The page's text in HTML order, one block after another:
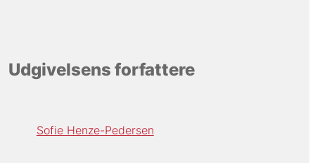
Udgivelsens forfattere
Sofie Henze-Pedersen